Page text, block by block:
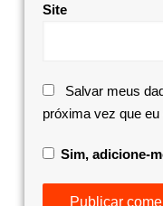
Site
Salvar meus
próxima vez que eu
Sim, adicione-